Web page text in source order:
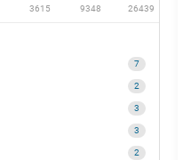
3615 9348 26439
7
2
3
3
2